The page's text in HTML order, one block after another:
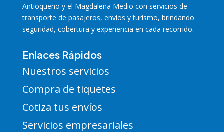
Antioqueño y el Magdalena Medio con servicios de
transporte de pasajeros, envíos y turismo, brindando
seguridad, cobertura y experiencia en cada recorrido.
Enlaces Rápidos
Nuestros servicios
Compra de tiquetes
Cotiza tus envíos
Servicios empresariales